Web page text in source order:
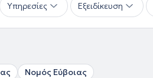
Υπηρεσίες Εξειδίκευση
Νομός Εύβοιας